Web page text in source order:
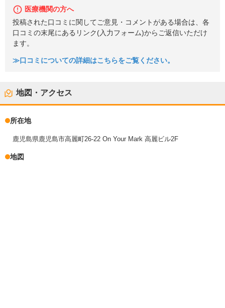
医療機関の方へ
投稿された口コミに関してご意見・コメントがある場合は、各
口コミの末尾にあるリンク(入力フォーム)からご返信いただけ
ます。
≫口コミについての詳細はこちらをご覧ください。
地図・アクセス
所在地
鹿児島県鹿児島市高麗町26-22 On Your Mark 高麗ビル2F
地図